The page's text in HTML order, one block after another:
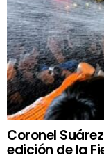
Coronel
edición de la